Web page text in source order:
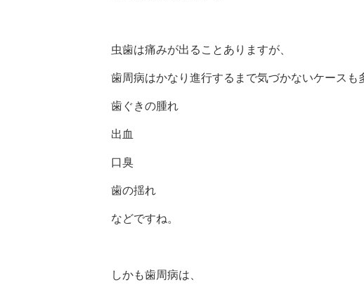
虫歯は痛みが出ることありますが、
歯周病はかなり進行するまで気づかないケースも
歯ぐきの腫れ
出血
口臭
歯の揺れ
などですね。
しかも歯周病は、